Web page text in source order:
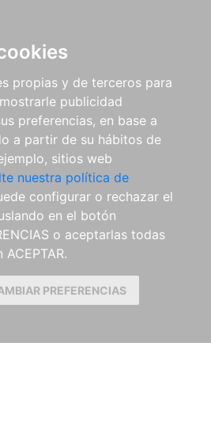
propias y de terceros para
publicidad
preferencias, en base a
a partir de su hábitos de
sitios web
nuestra política de
configurar o rechazar el
en el botón
o aceptarlas todas
PREFERENCIAS